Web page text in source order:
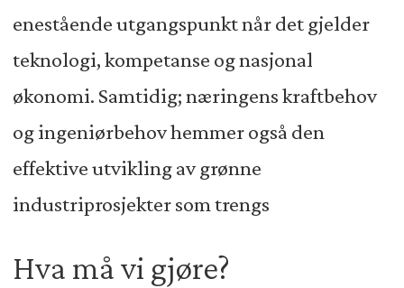
enestående utgangspunkt når det gjelder
teknologi, kompetanse og nasjonal
økonomi. Samtidig; næringens kraftbehov
og ingeniørbehov hemmer også den
effektive utvikling av grønne
industriprosjekter som trengs
Hva må vi gjøre?